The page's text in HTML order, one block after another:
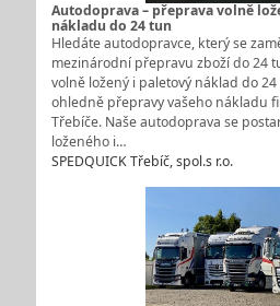
Autodoprava – přeprava volně
nákladu do 24 tun
Hledáte autodopravce, který se
mezinárodní přepravu zboží do 24
volně ložený i paletový náklad do
ohledně přepravy vašeho nákladu
Třebíče. Naše autodoprava se
loženého i…
SPEDQUICK Třebíč, spol.s r.o.